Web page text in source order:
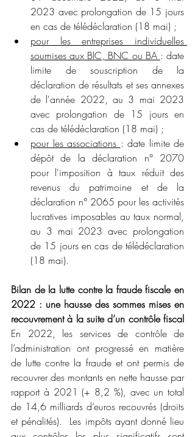
2023 avec prolongation de 15 jours
en cas de télédéclaration (18 mai) ;
pour les entreprises individuelles
soumises aux BIC, BNC ou BA : date
limite de souscription de la
déclaration de résultats et ses annexes
de l'année 2022, au 3 mai 2023
avec prolongation de 15 jours en
cas de télédéclaration (18 mai) ;
pour les associations : date limite de
dépôt de la déclaration n° 2070
pour l'imposition à taux réduit des
revenus du patrimoine et de la
déclaration n° 2065 pour les activités
lucratives imposables au taux normal,
au 3 mai 2023 avec prolongation
de 15 jours en cas de télédéclaration
(18 mai).
Bilan de la lutte contre la fraude fiscale en
2022 : une hausse des sommes mises en
recouvrement à la suite d’un contrôle fiscal
En 2022, les services de contrôle de
l’administration ont progressé en matière
de lutte contre la fraude et ont permis de
recouvrer des montants en nette hausse par
rapport à 2021 (+ 8,2 %), avec un total
de 14,6 milliards d’euros recouvrés (droits
et pénalités).  Les impôts ayant donné lieu